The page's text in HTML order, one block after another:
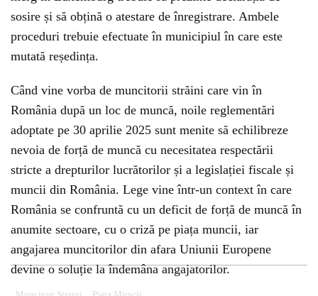
sosire și să obțină o atestare de înregistrare. Ambele
proceduri trebuie efectuate în municipiul în care este
mutată reședința.
Când vine vorba de muncitorii străini care vin în
România după un loc de muncă, noile reglementări
adoptate pe 30 aprilie 2025 sunt menite să echilibreze
nevoia de forță de muncă cu necesitatea respectării
stricte a drepturilor lucrătorilor și a legislației fiscale și
muncii din România. Lege vine într-un context în care
România se confruntă cu un deficit de forță de muncă în
anumite sectoare, cu o criză pe piața muncii, iar
angajarea muncitorilor din afara Uniunii Europene
devine o soluție la îndemâna angajatorilor.